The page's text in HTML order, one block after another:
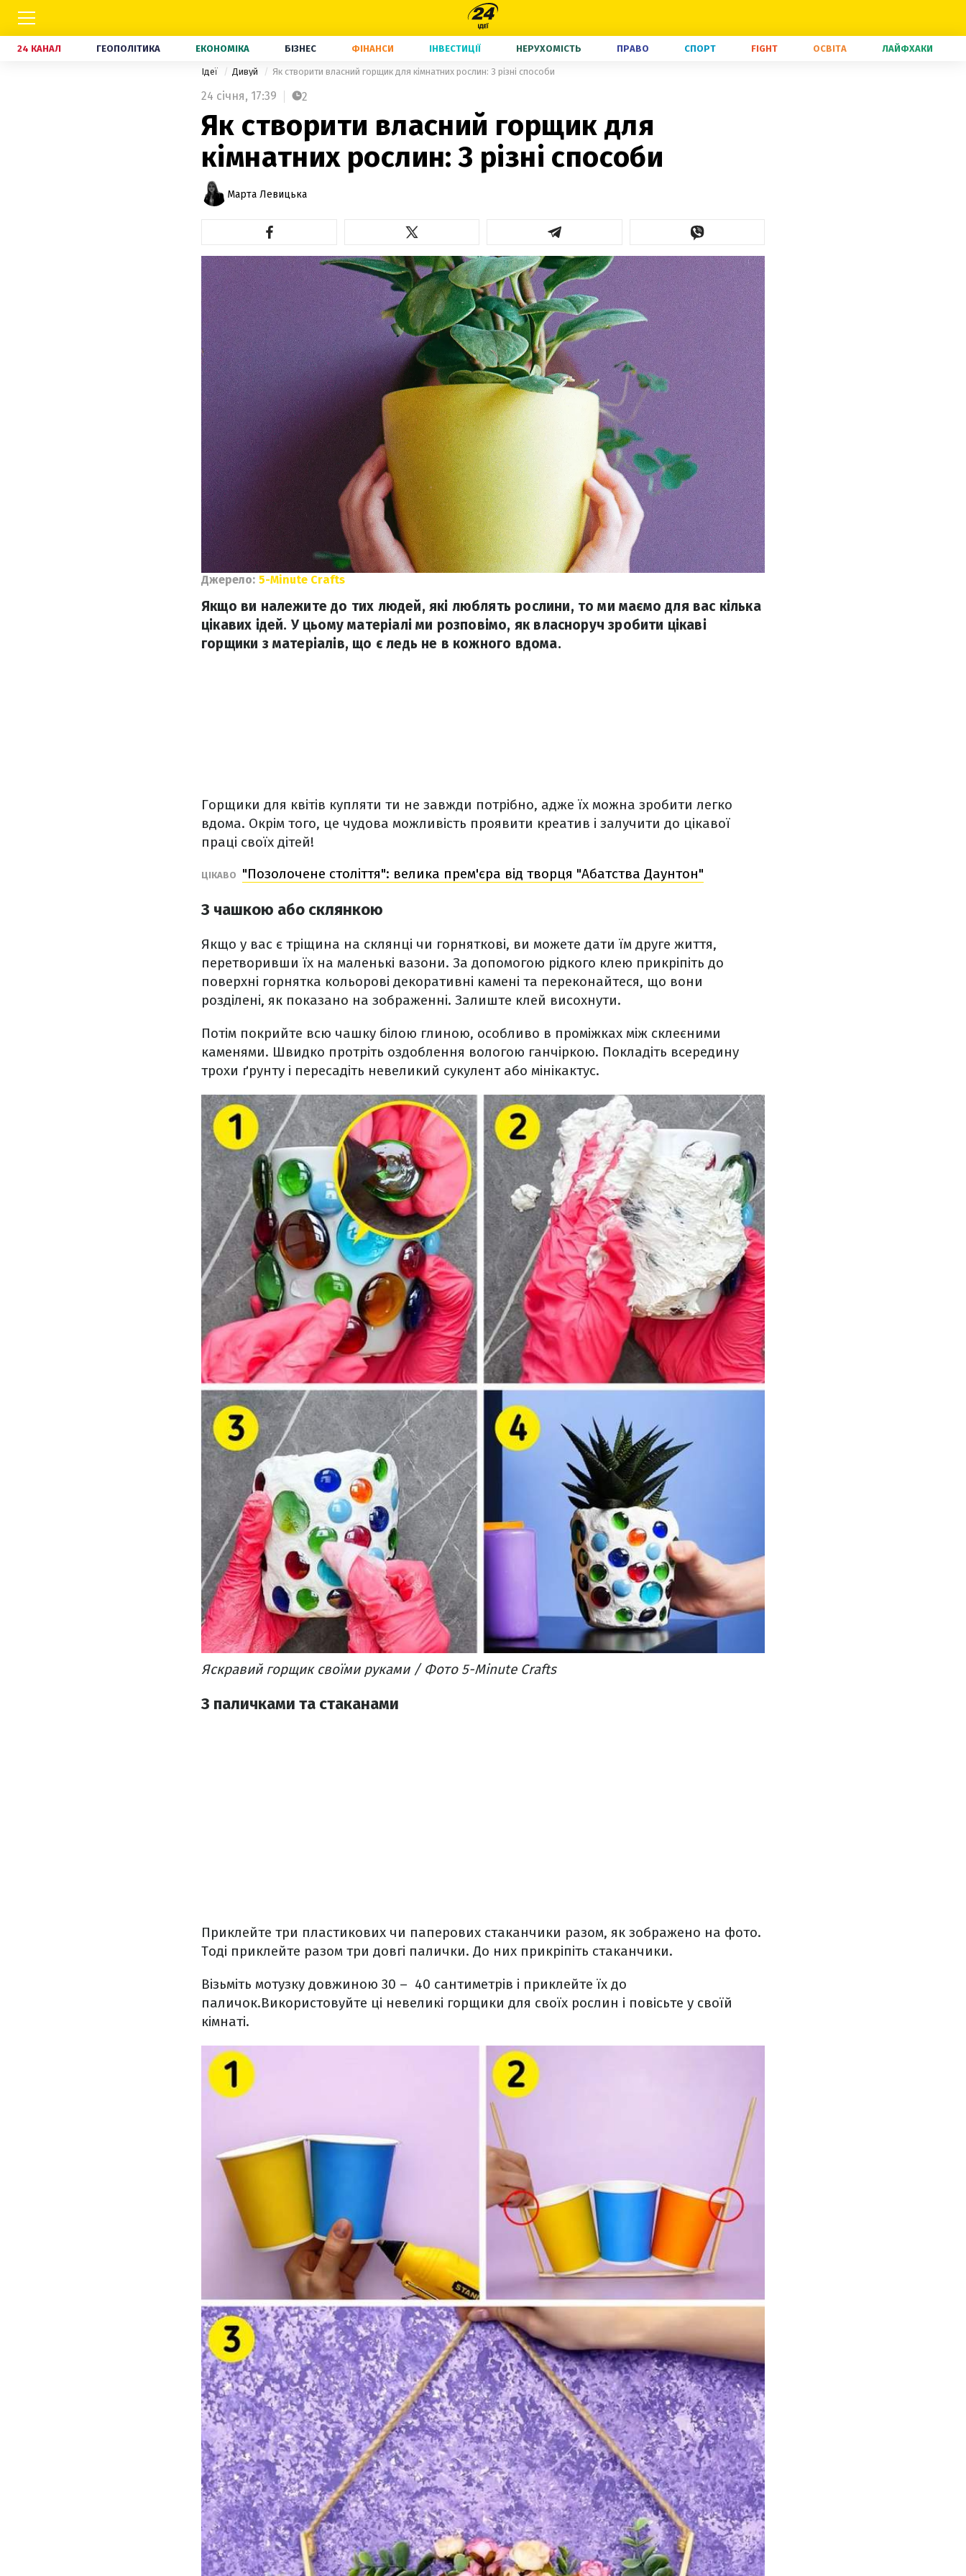
24 КАНАЛ ГЕОПОЛІТИКА ЕКОНОМІКА БІЗНЕС ФІНАНСИ ІНВЕСТИЦІЇ НЕРУХОМІСТЬ ПРАВО СПОРТ FIGHT ОСВІТА ЛАЙФХАКИ
Ідеї Дивуй Як створити власний горщик для кімнатних рослин: 3 різні способи
24 січня, 17:39 2
Як створити власний горщик для
кімнатних рослин: 3 різні способи
Марта Левицька
Джерело: 5-Minute Crafts
Якщо ви належите до тих людей, які люблять рослини, то ми маємо для вас кілька
цікавих ідей. У цьому матеріалі ми розповімо, як власноруч зробити цікаві
горщики з матеріалів, що є ледь не в кожного вдома.
Горщики для квітів купляти ти не завжди потрібно, адже їх можна зробити легко
вдома. Окрім того, це чудова можливість проявити креатив і залучити до цікавої
праці своїх дітей!
ЦІКАВО "Позолочене століття": велика прем'єра від творця "Абатства Даунтон"
З чашкою або склянкою
Якщо у вас є тріщина на склянці чи горняткові, ви можете дати їм друге життя,
перетворивши їх на маленькі вазони. За допомогою рідкого клею прикріпіть до
поверхні горнятка кольорові декоративні камені та переконайтеся, що вони
розділені, як показано на зображенні. Залиште клей висохнути.
Потім покрийте всю чашку білою глиною, особливо в проміжках між склеєними
каменями. Швидко протріть оздоблення вологою ганчіркою. Покладіть всередину
трохи ґрунту і пересадіть невеликий сукулент або мінікактус.
Яскравий горщик своїми руками / Фото 5-Minute Crafts
З паличками та стаканами
Приклейте три пластикових чи паперових стаканчики разом, як зображено на фото.
Тоді приклейте разом три довгі палички. До них прикріпіть стаканчики.
Візьміть мотузку довжиною 30 – 40 сантиметрів і приклейте їх до
паличок.Використовуйте ці невеликі горщики для своїх рослин і повісьте у своїй
кімнаті.